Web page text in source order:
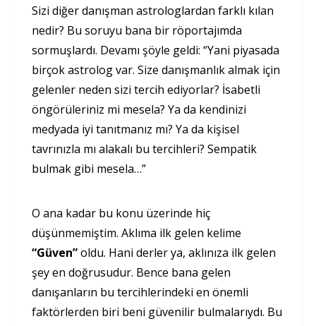
Sizi diğer danışman astrologlardan farklı kılan
nedir? Bu soruyu bana bir röportajımda
sormuşlardı. Devamı şöyle geldi: “Yani piyasada
birçok astrolog var. Size danışmanlık almak için
gelenler neden sizi tercih ediyorlar? İsabetli
öngörüleriniz mi mesela? Ya da kendinizi
medyada iyi tanıtmanız mı? Ya da kişisel
tavrınızla mı alakalı bu tercihleri? Sempatik
bulmak gibi mesela…”
O ana kadar bu konu üzerinde hiç
düşünmemiştim. Aklıma ilk gelen kelime
“Güven”oldu. Hani derler ya, aklınıza ilk gelen
şey en doğrusudur. Bence bana gelen
danışanların bu tercihlerindeki en önemli
faktörlerden biri beni güvenilir bulmalarıydı. Bu